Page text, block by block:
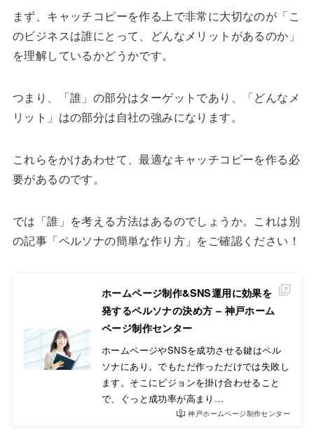
まず、キャッチコピーを作る上で非常に大切なのが「こ
のビジネスは誰にとって、どんなメリットがあるのか」
を理解しているかどうかです。
つまり、「誰」の部分はターゲットであり、「どんなメ
リット」はの部分は自社の強みになります。
これらをかけあわせて、最適なキャッチコピーを作る必
要があるのです。
では「誰」を考える方法はあるのでしょうか。これは別
の記事「ペルソナの簡単な作り方」をご確認ください！
ホームページ制作&SNS運用に効果を
発するペルソナの決め方 – 神戸ホーム
ページ制作センター
ホームページやSNSを成功させる鍵はペル
ソナにあり。でもただ作っただけでは失敗し
ます。そこにビジョンを掛け合わせること
で、ぐっと成功率が高まり…
神戸ホームページ制作センター